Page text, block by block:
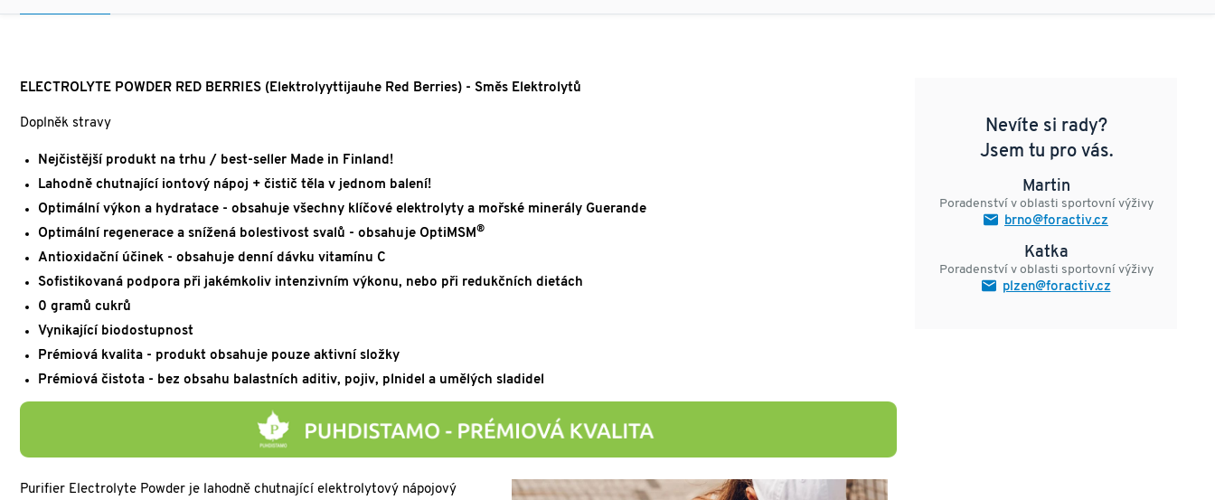
ELECTROLYTE POWDER RED BERRIES (Elektrolyyttijauhe Red Berries) - Směs Elektrolytů
Doplněk stravy
Nejčistější produkt na trhu / best-seller Made in Finland!
Lahodně chutnající iontový nápoj + čistič těla v jednom balení!
Optimální výkon a hydratace - obsahuje všechny klíčové elektrolyty a mořské minerály Guerande
Optimální regenerace a snížená bolestivost svalů - obsahuje OptiMSM®
Antioxidační účinek - obsahuje denní dávku vitamínu C
Sofistikovaná podpora při jakémkoliv intenzivním výkonu, nebo při redukčních dietách
0 gramů cukrů
Vynikající biodostupnost
Prémiová kvalita - produkt obsahuje pouze aktivní složky
Prémiová čistota - bez obsahu balastních aditiv, pojiv, plnidel a umělých sladidel
Purifier Electrolyte Powder je lahodně chutnající elektrolytový nápojový
Nevíte si rady?
Jsem tu pro vás.
Martin
Poradenství v oblasti sportovní výživy
brno@foractiv.cz
Katka
Poradenství v oblasti sportovní výživy
plzen@foractiv.cz